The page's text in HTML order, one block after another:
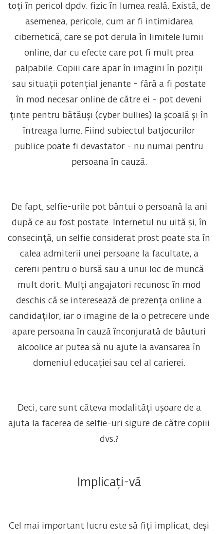
toți în pericol dpdv. fizic în lumea reală. Există, de
asemenea, pericole, cum ar fi intimidarea
cibernetică, care se pot derula în limitele lumii
online, dar cu efecte care pot fi mult prea
palpabile. Copiii care apar în imagini în poziții
sau situații potențial jenante - fără a fi postate
în mod necesar online de către ei - pot deveni
ținte pentru bătăuși (cyber bullies) la școală și în
întreaga lume. Fiind subiectul batjocurilor
publice poate fi devastator - nu numai pentru
persoana în cauză.
De fapt, selfie-urile pot bântui o persoană la ani
după ce au fost postate. Internetul nu uită și, în
consecință, un selfie considerat prost poate sta în
calea admiterii unei persoane la facultate, a
cererii pentru o bursă sau a unui loc de muncă
mult dorit. Mulți angajatori recunosc în mod
deschis că se interesează de prezența online a
candidaților, iar o imagine de la o petrecere unde
apare persoana în cauză înconjurată de băuturi
alcoolice ar putea să nu ajute la avansarea în
domeniul educației sau cel al carierei.
Deci, care sunt câteva modalități ușoare de a
ajuta la facerea de selfie-uri sigure de către copiii
dvs.?
Implicați-vă
Cel mai important lucru este să fiți implicat, deși